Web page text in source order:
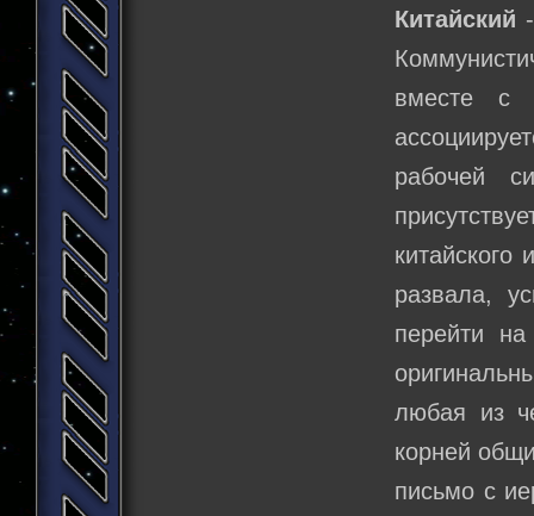
Китайский
вместе с
рабочей
китайского
развала,
перейти
любая из
корней
письмо с